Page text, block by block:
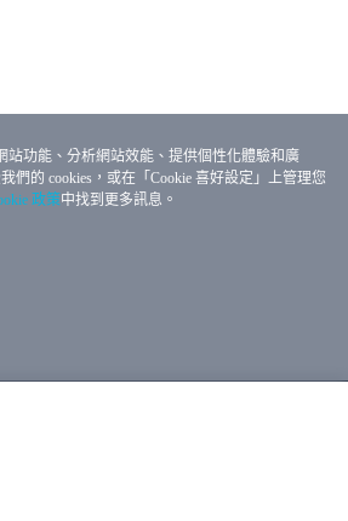
站功能、分析網站效能、提供個性化體驗和廣
們的 cookies，或在「Cookie 喜好設定」上管理您
政策中找到更多訊息。